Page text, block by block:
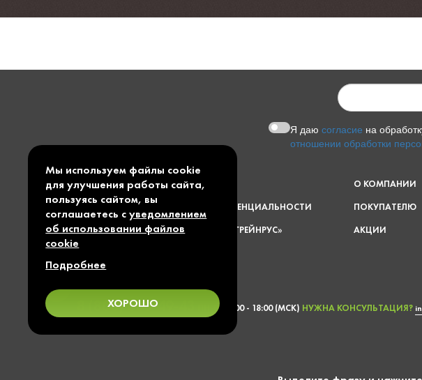
Я даюсогласие на
отношении обработки
ПУБЛИЧНАЯ ОФЕРТА
ПОЛИТИКА КОНФИДЕНЦИАЛЬНОСТИ
© 1997 — 2026 ООО «ГРЕЙНРУС»
О КОМПАНИИ
ПОКУПАТЕЛЮ
АКЦИИ
8 (800) 600-49-43 ПН-ПТ 9:00 - 18:00 (МСК) НУЖНА КОНСУЛЬТАЦИЯ?
Мы используем файлы cookie
для улучшения работы сайта,
пользуясь сайтом, вы
соглашаетесь суведомлением
об использовании файлов
cookie
Подробнее
ХОРОШО